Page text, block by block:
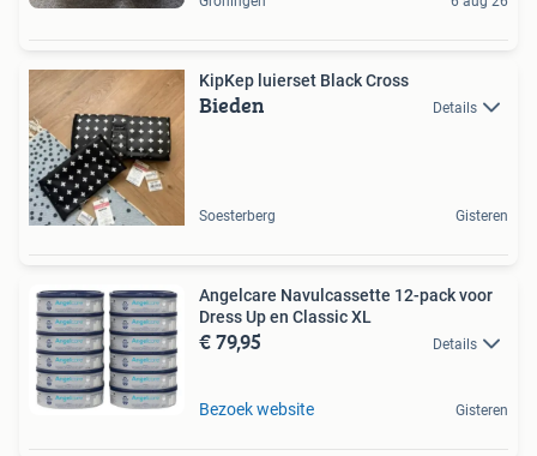
KipKep luierset Black Cross
Bieden Details
Soesterberg Gisteren
Angelcare Navulcassette 12-pack voor
Dress Up en Classic XL
€ 79,95 Details
Bezoek website Gisteren